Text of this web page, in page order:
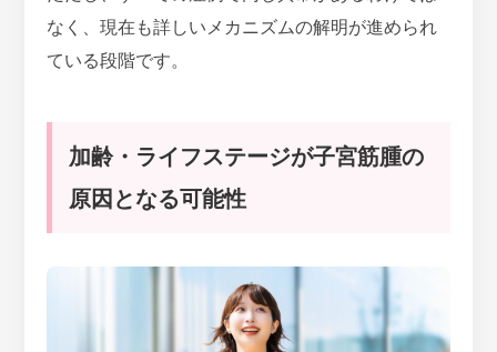
なく、現在も詳しいメカニズムの解明が進められ
ている段階です。
加齢・ライフステージが子宮筋腫の
原因となる可能性